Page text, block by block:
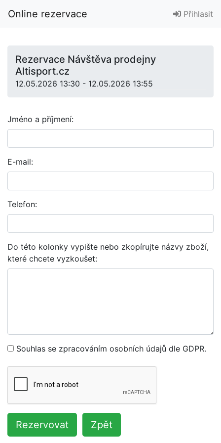
Online rezervace Přihlasit
Rezervace Návštěva prodejny
Altisport.cz
12.05.2026 13:30 - 12.05.2026 13:55
Jméno a příjmení:
E-mail:
Telefon:
Do této kolonky vypište nebo zkopírujte názvy zboží,
které chcete vyzkoušet:
Souhlas se zpracováním osobních údajů dle GDPR.
Rezervovat Zpět